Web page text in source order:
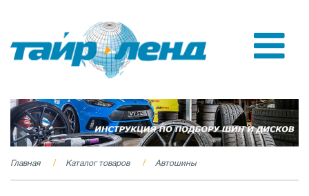
Главная Каталог товаров Автошины